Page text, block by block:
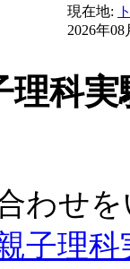
現在地:
2026年08
理科
わせ
子理